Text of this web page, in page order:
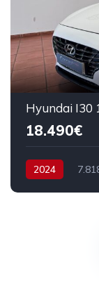
Hyundai I30
18.490€
2024